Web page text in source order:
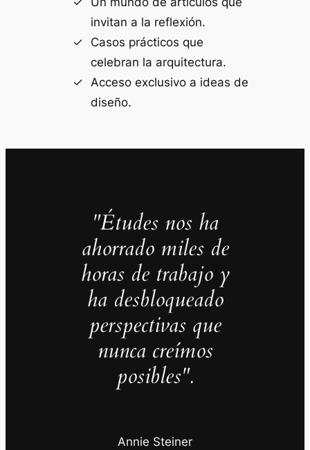
invitan a la reflexión.
Casos prácticos que
celebran la arquitectura.
Acceso exclusivo a ideas de
diseño.
"Études nos ha
ahorrado miles de
horas de trabajo y
ha desbloqueado
perspectivas que
nunca creímos
posibles".
Annie Steiner